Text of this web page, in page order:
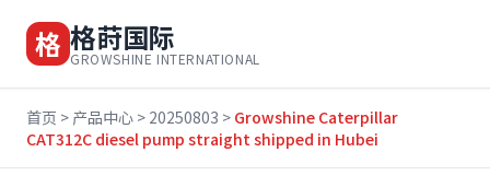
格 格莳国际
GROWSHINE INTERNATIONAL
首页 > 产品中心 > 20250803 > Growshine Caterpillar
CAT312C diesel pump straight shipped in Hubei